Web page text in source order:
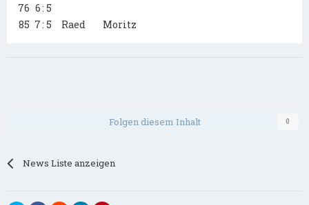
76 6: 5
85 7: 5 Raed Moritz
Folgen diesem Inhalt 0
News Liste anzeigen